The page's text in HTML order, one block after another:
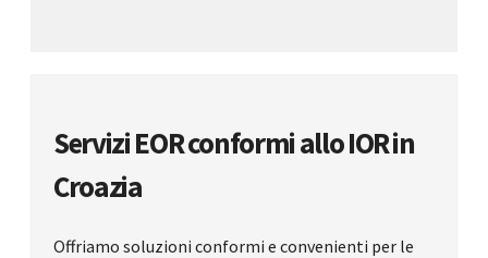
Servizi EOR conformi allo IOR in
Croazia
Offriamo soluzioni conformi e convenienti per le